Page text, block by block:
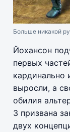
Больше никакой
Йохансон
первых
кардинально
выросли, а
обилия
3 призвана
двух